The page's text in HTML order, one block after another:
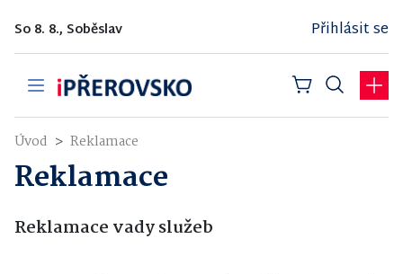
So 8. 8., Soběslav Přihlásit se
Úvod Reklamace
Reklamace
Reklamace vady služeb